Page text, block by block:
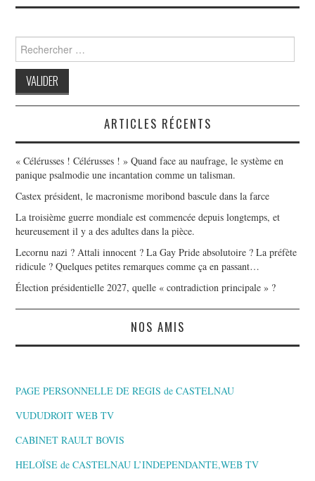
for:
ARTICLES RÉCENTS
« Célérusses ! Célérusses ! » Quand face au naufrage, le système en
panique psalmodie une incantation comme un talisman.
Castex président, le macronisme moribond bascule dans la farce
La troisième guerre mondiale est commencée depuis longtemps, et
heureusement il y a des adultes dans la pièce.
Lecornu nazi ? Attali innocent ? La Gay Pride absolutoire ? La préfète
ridicule ? Quelques petites remarques comme ça en passant…
Élection présidentielle 2027, quelle « contradiction principale » ?
NOS AMIS
PAGE PERSONNELLE DE REGIS de CASTELNAU
VUDUDROIT WEB TV
CABINET RAULT BOVIS
HELOÏSE de CASTELNAU L’INDEPENDANTE,WEB TV